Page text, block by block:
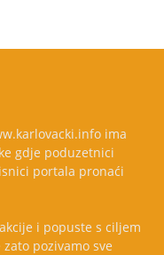
ima
gdje poduzetnici
portala pronaći
i popuste s ciljem
pozivamo sve